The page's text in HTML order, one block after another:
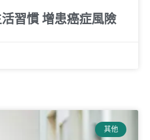
習慣 增患癌症風險
其他